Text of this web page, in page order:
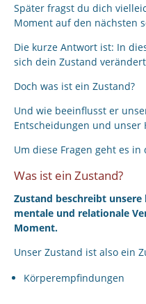
Später fragst du dich
Moment auf den nächsten
Die kurze Antwort ist: In
sich dein Zustand
Doch was ist ein Zustand?
Und wie beeinflusst er
Entscheidungen und unser
Um diese Fragen geht es in
Was ist ein Zustand?
Zustand beschreibt
mentale und relationale
Moment.
Unser Zustand ist also ein
Körperempfindungen